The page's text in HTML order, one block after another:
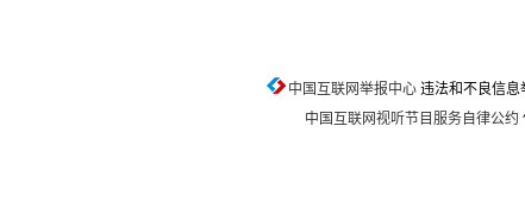
中国互联网举报中心违法和不良信息
中国互联网视听节目服务自律公约